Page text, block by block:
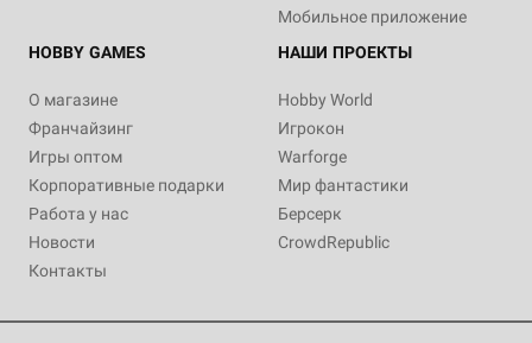
Мобильное приложение
HOBBY GAMES
О магазине
Франчайзинг
Игры оптом
Корпоративные подарки
Работа у нас
Новости
Контакты
НАШИ ПРОЕКТЫ
Hobby World
Игрокон
Warforge
Мир фантастики
Берсерк
CrowdRepublic